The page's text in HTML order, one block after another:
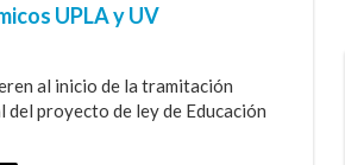
UPLA y UV
al inicio de la tramitación
proyecto de ley de Educación